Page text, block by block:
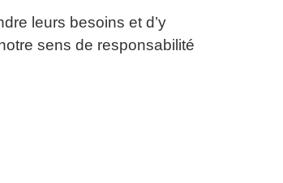
leurs besoins et d’y
sens de responsabilité